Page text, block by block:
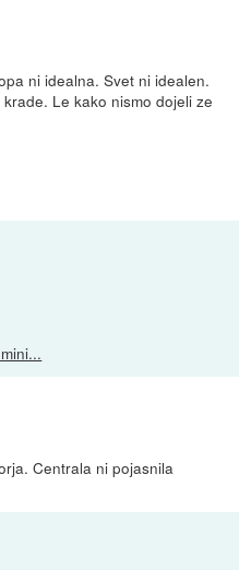
ni idealna. Svet ni idealen.
Le kako nismo dojeli ze
Centrala ni pojasnila